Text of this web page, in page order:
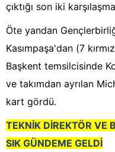
çıktığı son iki
Öte yandan
Kasımpaşa'dan (7
Başkent temsilcisinde
ve takımdan ayrılan
kart gördü.
TEKNİK DİREKTÖR VE
SIK GÜNDEME GELDİ